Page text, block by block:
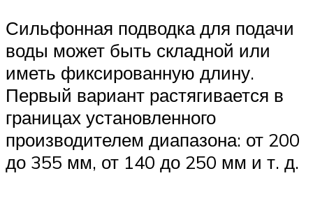
Сильфонная подводка для подачи
воды может быть складной или
иметь фиксированную длину.
Первый вариант растягивается в
границах установленного
производителем диапазона: от 200
до 355 мм, от 140 до 250 мм и т. д.